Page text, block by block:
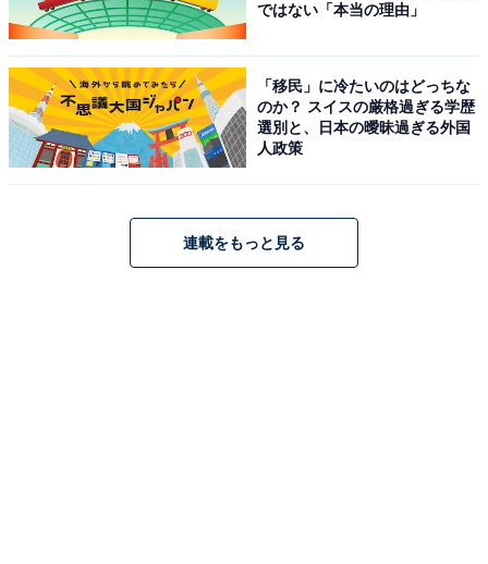
ではない「本当の理由」
「移民」に冷たいのはどっちな
のか？ スイスの厳格過ぎる学歴
選別と、日本の曖昧過ぎる外国
人政策
連載をもっと見る